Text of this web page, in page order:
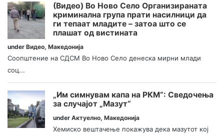
(Видео) Во Ново Село Организираната
криминална група прати насилници да
ги тепаат младите – затоа што се
плашат од вистината
under Видео, Македонија
Соопштение на СДСМ Во Ново Село денеска мирни млади
соц...
„Им симнувам капа на РКМ“: Сведочења
за случајот „Мазут“
under Актуелно, Македонија
Хемиско вештачење покажува дека мазутот кој